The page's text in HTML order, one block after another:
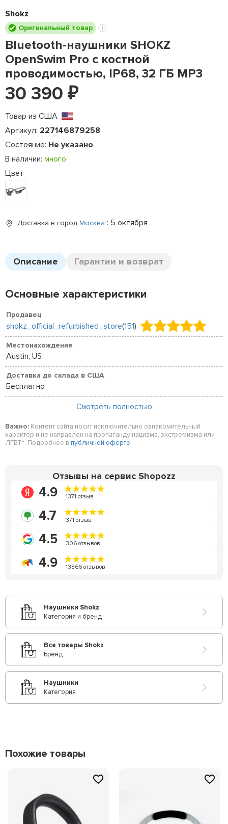
Shokz
Оригинальный товар
Bluetooth-наушники SHOKZ
OpenSwim Pro с костной
проводимостью, IP68, 32 ГБ MP3
30 390 ₽
Товар из США
Артикул: 227146879258
Состояние: Не указано
В наличии: много
Цвет
Доставка в город Москва : 5 октября
Описание Гарантии и возврат
Основные характеристики
Продавец
shokz_official_refurbished_store(151)
Местонахождение
Austin, US
Доставка до склада в США
Бесплатно
Смотреть полностью
Важно: Контент сайта носит исключительно ознакомительный
характер и не направлен на пропаганду нацизма, экстремизма или
ЛГБТ*. Подробнее в публичной оферте.
Отзывы на сервис Shopozz
4.9 1371 отзыв
4.7 371 отзыв
4.5 306 отзывов
4.9 13866 отзывов
Наушники Shokz
Категория и бренд
Все товары Shokz
Бренд
Наушники
Категория
Похожие товары